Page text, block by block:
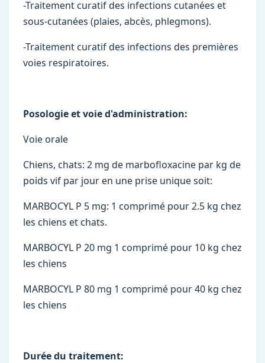
-Traitement curatif des infections cutanées et
sous-cutanées (plaies, abcès, phlegmons).
-Traitement curatif des infections des premières
voies respiratoires.
Posologie et voie d'administration:
Voie orale
Chiens, chats: 2 mg de marbofloxacine par kg de
poids vif par jour en une prise unique soit:
MARBOCYL P 5 mg: 1 comprimé pour 2.5 kg chez
les chiens et chats.
MARBOCYL P 20 mg 1 comprimé pour 10 kg chez
les chiens
MARBOCYL P 80 mg 1 comprimé pour 40 kg chez
les chiens
Durée du traitement: